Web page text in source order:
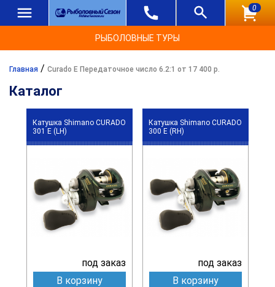
0
РЫБОЛОВНЫЕ ТУРЫ
Главная / Curado E Передаточное число 6.2:1 от 17 400 р.
Каталог
Катушка Shimano CURADO
301 E (LH)
под заказ
В корзину
Катушка Shimano CURADO
300 E (RH)
под заказ
В корзину